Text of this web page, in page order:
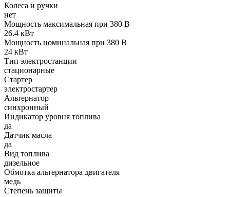
Колеса и ручки
нет
Мощность максимальная при 380 В
26.4 кВт
Мощность номинальная при 380 В
24 кВт
Тип электростанции
стационарные
Стартер
электростартер
Альтернатор
синхронный
Индикатор уровня топлива
да
Датчик масла
да
Вид топлива
дизельное
Обмотка альтернатора двигателя
медь
Степень защиты